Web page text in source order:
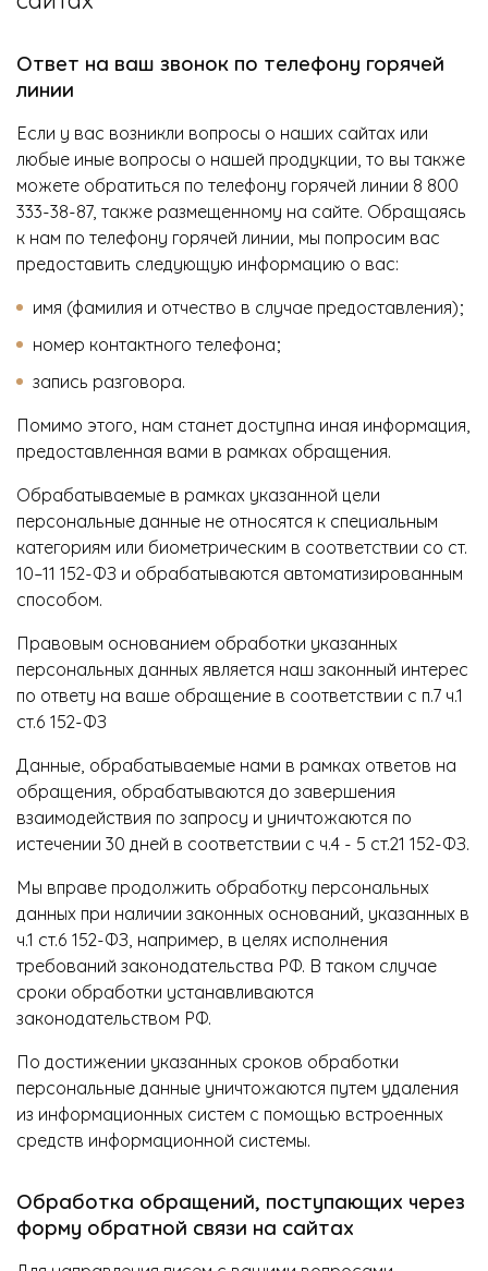
Ответ на ваш звонок по телефону горячей
линии
Если у вас возникли вопросы о наших сайтах или
любые иные вопросы о нашей продукции, то вы также
можете обратиться по телефону горячей линии 8 800
333-38-87, также размещенному на сайте. Обращаясь
к нам по телефону горячей линии, мы попросим вас
предоставить следующую информацию о вас:
имя (фамилия и отчество в случае предоставления);
номер контактного телефона;
запись разговора.
Помимо этого, нам станет доступна иная информация,
предоставленная вами в рамках обращения.
Обрабатываемые в рамках указанной цели
персональные данные не относятся к специальным
категориям или биометрическим в соответствии со ст.
10–11 152-ФЗ и обрабатываются автоматизированным
способом.
Правовым основанием обработки указанных
персональных данных является наш законный интерес
по ответу на ваше обращение в соответствии с п.7 ч.1
ст.6 152-ФЗ
Данные, обрабатываемые нами в рамках ответов на
обращения, обрабатываются до завершения
взаимодействия по запросу и уничтожаются по
истечении 30 дней в соответствии с ч.4 - 5 ст.21 152-ФЗ.
Мы вправе продолжить обработку персональных
данных при наличии законных оснований, указанных в
ч.1 ст.6 152-ФЗ, например, в целях исполнения
требований законодательства РФ. В таком случае
сроки обработки устанавливаются
законодательством РФ.
По достижении указанных сроков обработки
персональные данные уничтожаются путем удаления
из информационных систем с помощью встроенных
средств информационной системы.
Обработка обращений, поступающих через
форму обратной связи на сайтах